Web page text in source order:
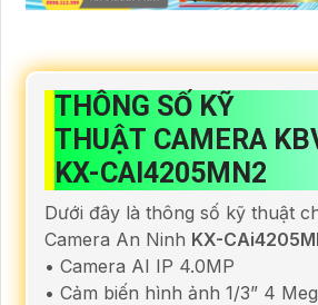
THÔNG SỐ KỸ
THUẬT CAMERA
KX-CAI4205MN2
Dưới đây là thông số kỹ thuật
Camera An Ninh KX-
• Camera AI IP 4.0MP
• Cảm biến hình ảnh 1/3” 4